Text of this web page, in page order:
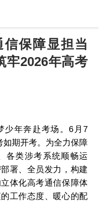
保障显担当
2026年高考
少年奔赴考场。6月7
如期开考。为全力保障
各类涉考系统顺畅运
署、全员发力，构建
体化高考通信保障体
工作态度、暖心的配